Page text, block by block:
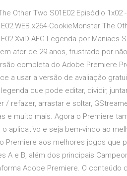
Other Two S01E02 Episódio
CookieMonster
AFG Legenda por
ator de 29 anos, frustrado por
completa do Adobe Premiere
a usar a versão de avaliação
que pode editar, dividir,
/ refazer, arrastar e soltar,
e muito mais. Agora o Premiere
aplicativo e seja bem-vindo ao
Premiere aos melhores jogos que
A e B, além dos principais
Adobe Premiere. O